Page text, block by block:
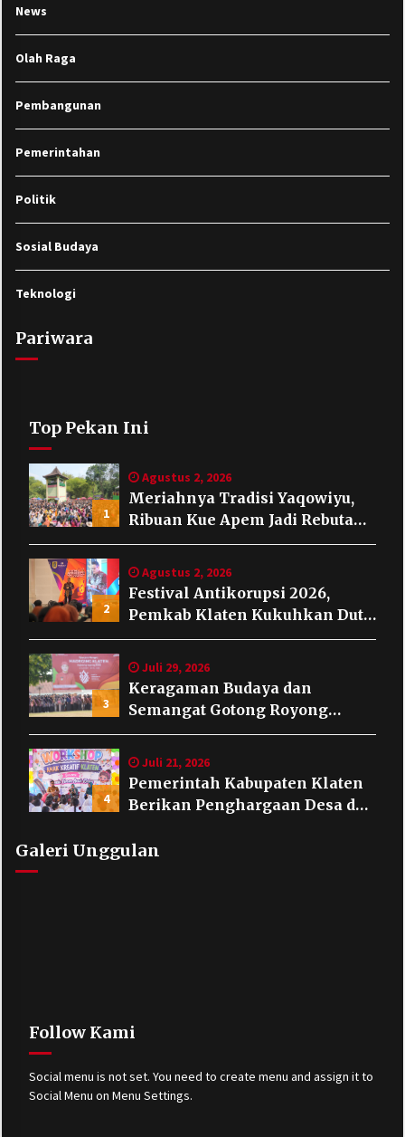
News
Olah Raga
Pembangunan
Pemerintahan
Politik
Sosial Budaya
Teknologi
Pariwara
Top Pekan Ini
1
Agustus 2, 2026
Meriahnya Tradisi Yaqowiyu,
Ribuan Kue Apem Jadi Rebutan
Warga
2
Agustus 2, 2026
Festival Antikorupsi 2026,
Pemkab Klaten Kukuhkan Duta
Antikorupsi
3
Juli 29, 2026
Keragaman Budaya dan
Semangat Gotong Royong
Warnai Puncak Peringatan Hari
Jadi Klaten ke-222
4
Juli 21, 2026
Pemerintah Kabupaten Klaten
Berikan Penghargaan Desa dan
2026
Galeri Unggulan
Follow Kami
Social menu is not set. You need to create menu and assign it to
Social Menu on Menu Settings.